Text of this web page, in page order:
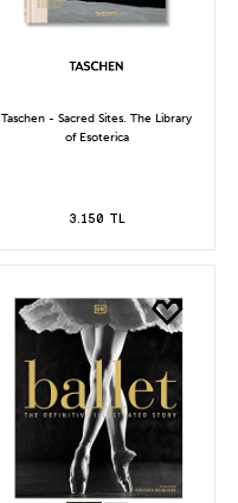
Taschen - Sacred Sites. The Library
of Esoterica
3.150 TL